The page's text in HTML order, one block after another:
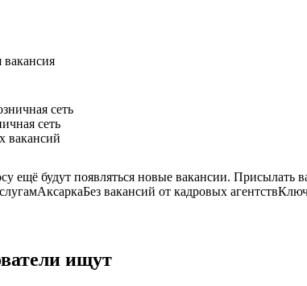
вакансия
сеть
вакансий
ещё будут появляться новые вакансии. Присылать
АксаркаБез вакансий от кадровых агентств
ищут